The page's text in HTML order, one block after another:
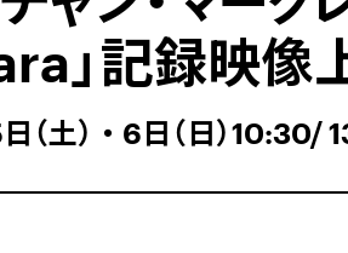
」記録映像
（土）・6日（日）10:30/